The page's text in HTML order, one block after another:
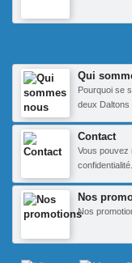
Qui
Pourquoi se
deux Daltons
Contact
Vous pouvez
confidentialité.
Nos
Nos